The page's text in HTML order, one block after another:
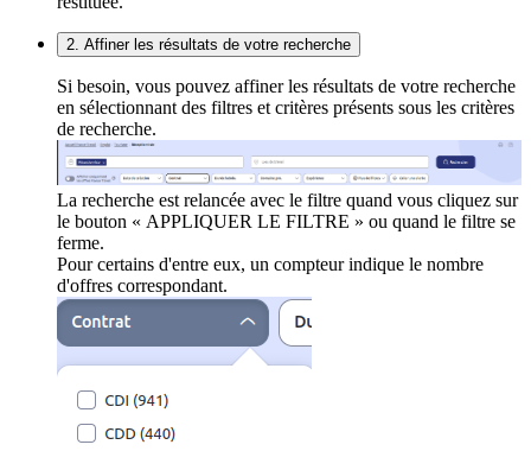
2. Affiner les résultats de votre recherche
Si besoin, vous pouvez affiner les résultats de votre recherche
en sélectionnant des filtres et critères présents sous les critères
de recherche.
La recherche est relancée avec le filtre quand vous cliquez sur
le bouton « APPLIQUER LE FILTRE » ou quand le filtre se
ferme.
Pour certains d'entre eux, un compteur indique le nombre
d'offres correspondant.